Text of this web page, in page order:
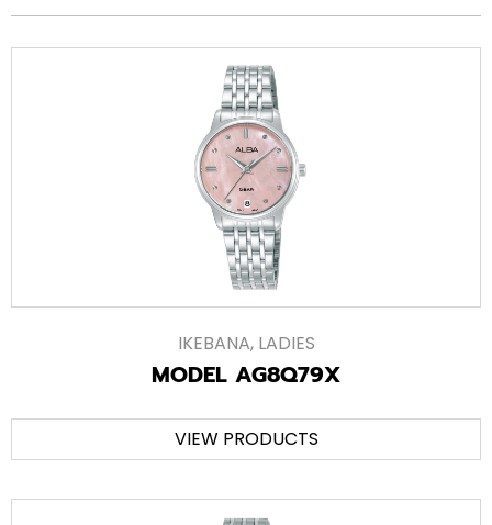
IKEBANA, LADIES
MODEL AG8Q79X
VIEW PRODUCTS